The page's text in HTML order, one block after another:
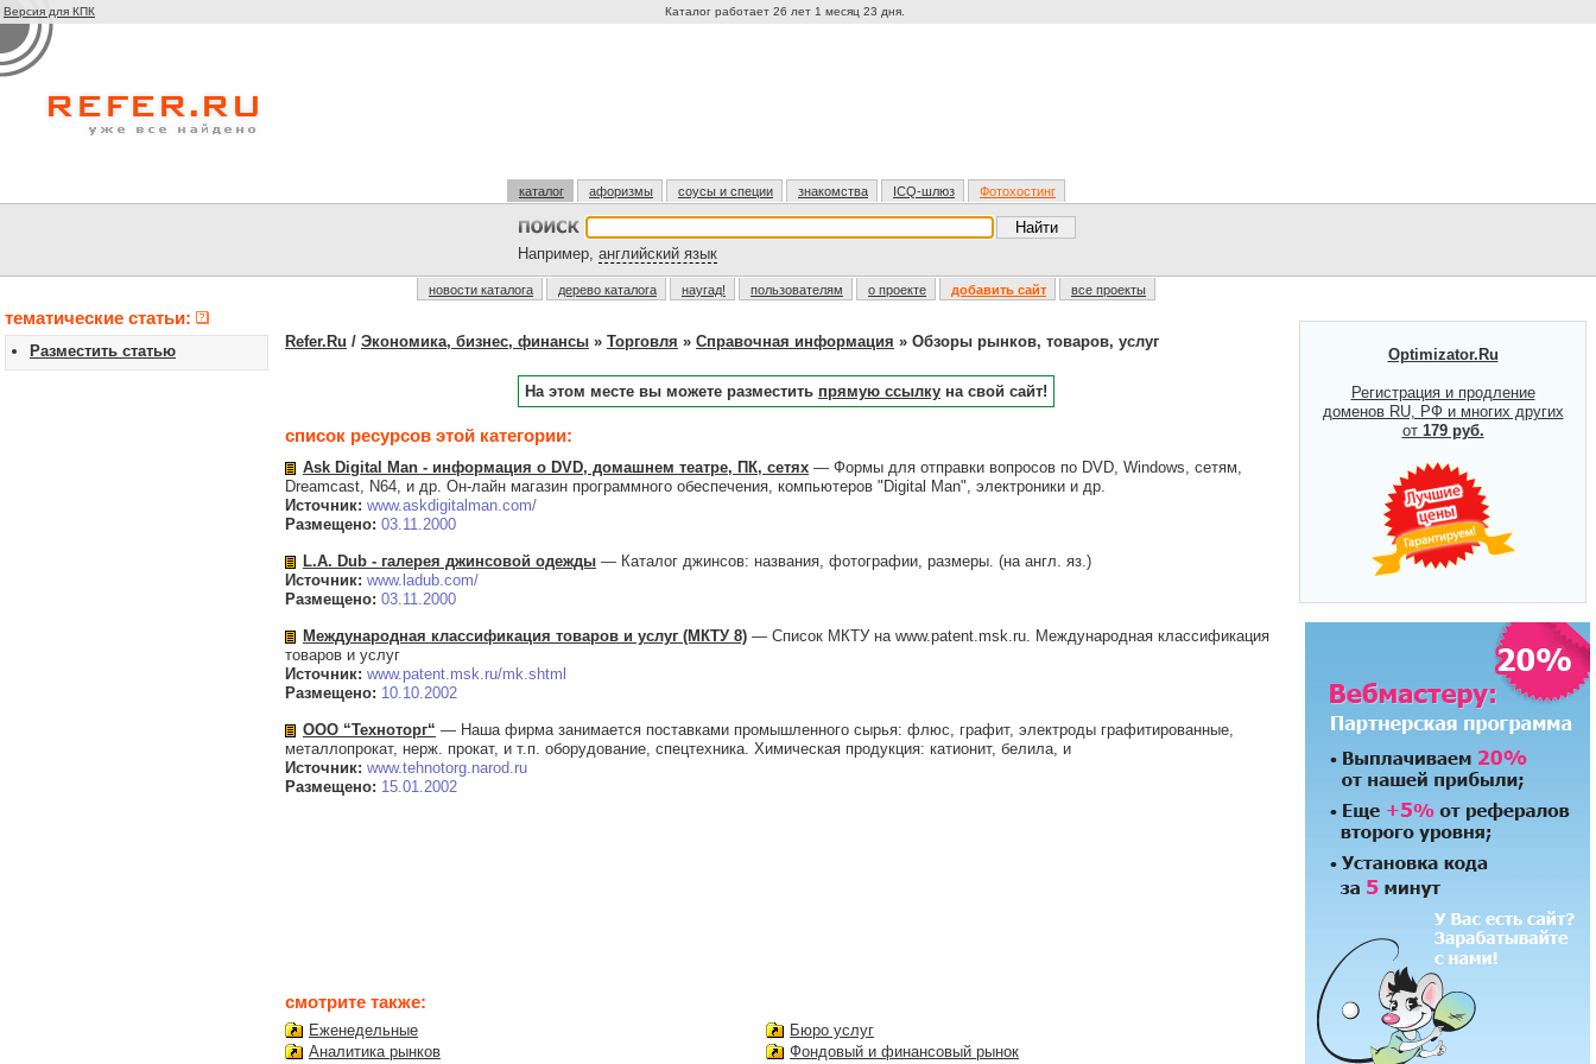
Версия для КПК Каталог работает 26 лет 1 месяц 23 дня.
каталог афоризмы соусы и специи знакомства ICQ-шлюз Фотохостинг
Например, английский язык
новости каталога дерево каталога наугад! пользователям о проекте добавить сайт все проекты
тематические статьи:
Разместить статью
Refer.Ru / Экономика, бизнес, финансы » Торговля » Справочная информация » Обзоры рынков, товаров, услуг
На этом месте вы можете разместить прямую ссылку на свой сайт!
список ресурсов этой категории:
Ask Digital Man - информация о DVD, домашнем театре, ПК, сетях — Формы для отправки вопросов по DVD, Windows, сетям,
Dreamcast, N64, и др. Он-лайн магазин программного обеспечения, компьютеров "Digital Man", электроники и др.
Источник: www.askdigitalman.com/
Размещено: 03.11.2000
L.A. Dub - галерея джинсовой одежды — Каталог джинсов: названия, фотографии, размеры. (на англ. яз.)
Источник: www.ladub.com/
Размещено: 03.11.2000
Международная классификация товаров и услуг (МКТУ 8) — Список МКТУ на www.patent.msk.ru. Международная классификация
товаров и услуг
Источник: www.patent.msk.ru/mk.shtml
Размещено: 10.10.2002
ООО “Техноторг“ — Наша фирма занимается поставками промышленного сырья: флюс, графит, электроды графитированные,
металлопрокат, нерж. прокат, и т.п. оборудование, спецтехника. Химическая продукция: катионит, белила, и
Источник: www.tehnotorg.narod.ru
Размещено: 15.01.2002
смотрите также:
Еженедельные
Аналитика рынков
Бюро услуг
Фондовый и финансовый рынок
Optimizator.Ru
Регистрация и продление
доменов RU, РФ и многих других
от 179 руб.